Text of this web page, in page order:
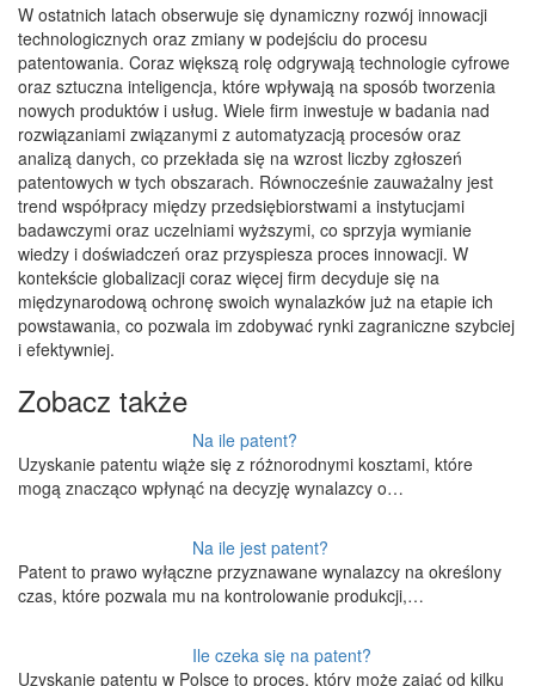
W ostatnich latach obserwuje się dynamiczny rozwój innowacji
technologicznych oraz zmiany w podejściu do procesu
patentowania. Coraz większą rolę odgrywają technologie cyfrowe
oraz sztuczna inteligencja, które wpływają na sposób tworzenia
nowych produktów i usług. Wiele firm inwestuje w badania nad
rozwiązaniami związanymi z automatyzacją procesów oraz
analizą danych, co przekłada się na wzrost liczby zgłoszeń
patentowych w tych obszarach. Równocześnie zauważalny jest
trend współpracy między przedsiębiorstwami a instytucjami
badawczymi oraz uczelniami wyższymi, co sprzyja wymianie
wiedzy i doświadczeń oraz przyspiesza proces innowacji. W
kontekście globalizacji coraz więcej firm decyduje się na
międzynarodową ochronę swoich wynalazków już na etapie ich
powstawania, co pozwala im zdobywać rynki zagraniczne szybciej
i efektywniej.
Zobacz także
Na ile patent?
Uzyskanie patentu wiąże się z różnorodnymi kosztami, które
mogą znacząco wpłynąć na decyzję wynalazcy o…
Na ile jest patent?
Patent to prawo wyłączne przyznawane wynalazcy na określony
czas, które pozwala mu na kontrolowanie produkcji,…
Ile czeka się na patent?
Uzyskanie patentu w Polsce to proces, który może zająć od kilku